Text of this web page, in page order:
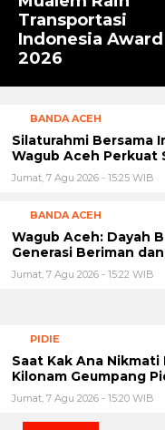
Transportasi
Indonesia Award
2026
BANDA ACEH
Silaturahmi Bersama
Wagub Aceh Perkuat
Jumat, 7 Agu 2026 - 15:25 WIB
BANDA ACEH
‎Wagub Aceh: Dayah
Generasi Beriman
Jumat, 7 Agu 2026 - 15:22 WIB
PIDIE
Saat Kak Ana
Kilonam Geumpang
Jumat, 7 Agu 2026 - 15:20 WIB